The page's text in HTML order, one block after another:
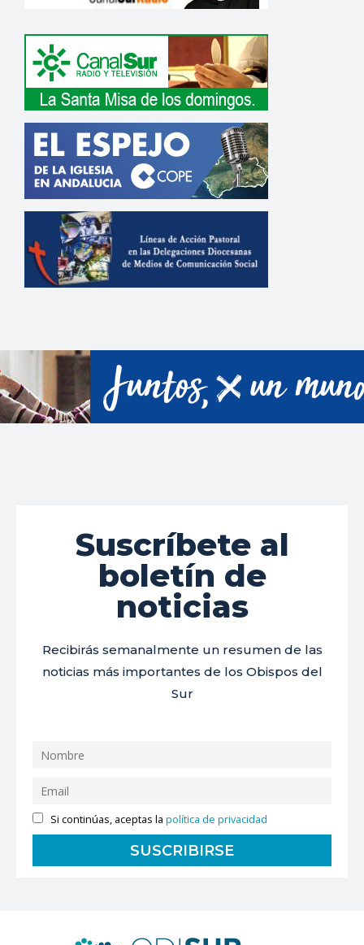
Suscríbete al
boletín de
noticias
Recibirás semanalmente un resumen de las
noticias más importantes de los Obispos del
Sur
Si continúas, aceptas lapolítica de privacidad